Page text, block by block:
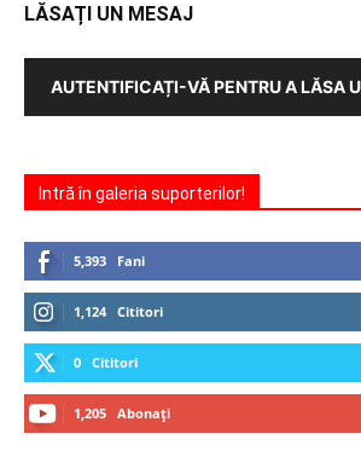
LĂSAȚI UN MESAJ
AUTENTIFICAȚI-VĂ PENTRU A LĂSA
Intră în galeria suporterilor!
5,393 Fani
1,124 Cititori
0 Cititori
1,205 Abonați